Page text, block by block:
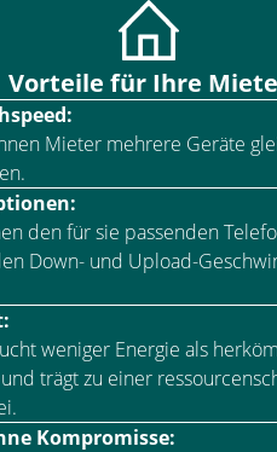
Vorteile für Ihre
Mieter mehrere Geräte
den für sie passenden
Down- und Upload-
weniger Energie als
trägt zu einer
Kompromisse: